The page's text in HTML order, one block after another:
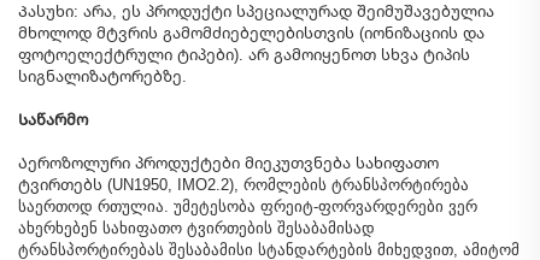
Პასუხი: არა, ეს პროდუქტი სპეციალურად შეიმუშავებულია
მხოლოდ მტვრის გამომძიებელებისთვის (იონიზაციის და
ფოტოელექტრული ტიპები). არ გამოიყენოთ სხვა ტიპის
სიგნალიზატორებზე.
Საწარმო
Აეროზოლური პროდუქტები მიეკუთვნება სახიფათო
ტვირთებს (UN1950, IMO2.2), რომლების ტრანსპორტირება
საერთოდ რთულია. უმეტესობა ფრეიტ-ფორვარდერები ვერ
ახერხებენ სახიფათო ტვირთების შესაბამისად
ტრანსპორტირებას შესაბამისი სტანდარტების მიხედვით, ამიტომ